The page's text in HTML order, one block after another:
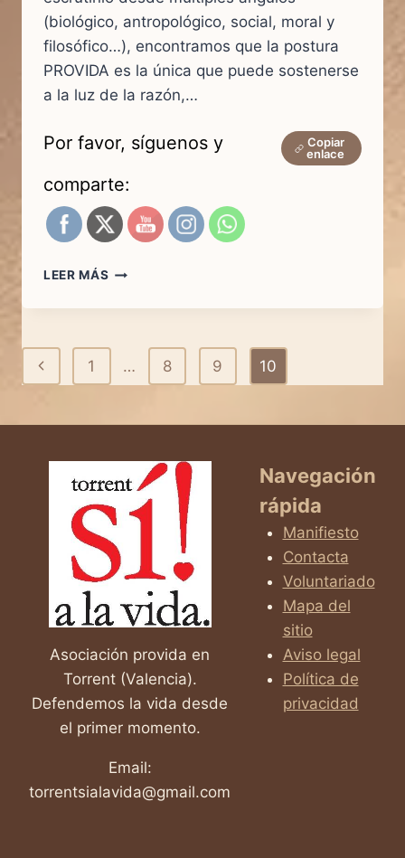
(biológico, antropológico, social, moral y
filosófico…), encontramos que la postura
PROVIDA es la única que puede sostenerse
a la luz de la razón,…
Por favor, síguenos y
comparte:
Copiar
enlace
LEER MÁS EL
¿ES
DERECHO
UN
Navegación
Página
1 … 8 9 10
Asociación provida en
Torrent (Valencia).
Defendemos la vida desde
el primer momento.
Email:
torrentsialavida@gmail.com
Navegación
rápida
Manifiesto
Contacta
Voluntariado
Mapa del
sitio
Aviso legal
Política de
privacidad